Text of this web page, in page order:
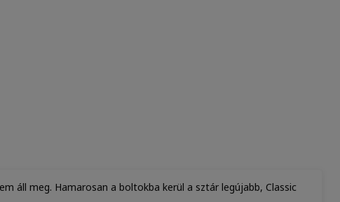
áll meg. Hamarosan a boltokba kerül a sztár legújabb, Classic